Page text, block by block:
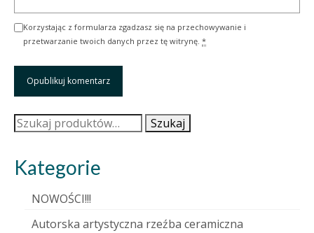
Korzystając z formularza zgadzasz się na przechowywanie i
przetwarzanie twoich danych przez tę witrynę. *
Szukaj: Szukaj
Kategorie
NOWOŚCI!!!
Autorska artystyczna rzeźba ceramiczna